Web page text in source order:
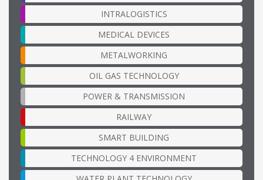
INTRALOGISTICS
MEDICAL DEVICES
METALWORKING
OIL GAS TECHNOLOGY
POWER & TRANSMISSION
RAILWAY
SMART BUILDING
TECHNOLOGY 4 ENVIRONMENT